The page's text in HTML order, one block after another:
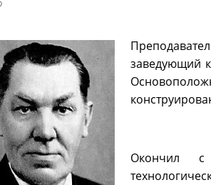
заведующий
Окончил с